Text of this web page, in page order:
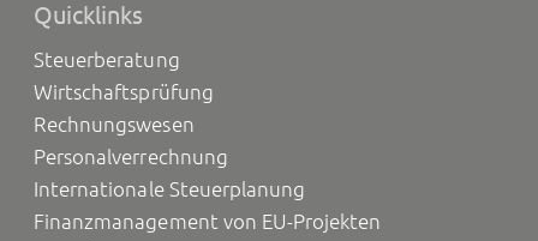
Quicklinks
Steuerberatung
Wirtschaftsprüfung
Rechnungswesen
Personalverrechnung
Internationale Steuerplanung
Finanzmanagement von EU-Projekten